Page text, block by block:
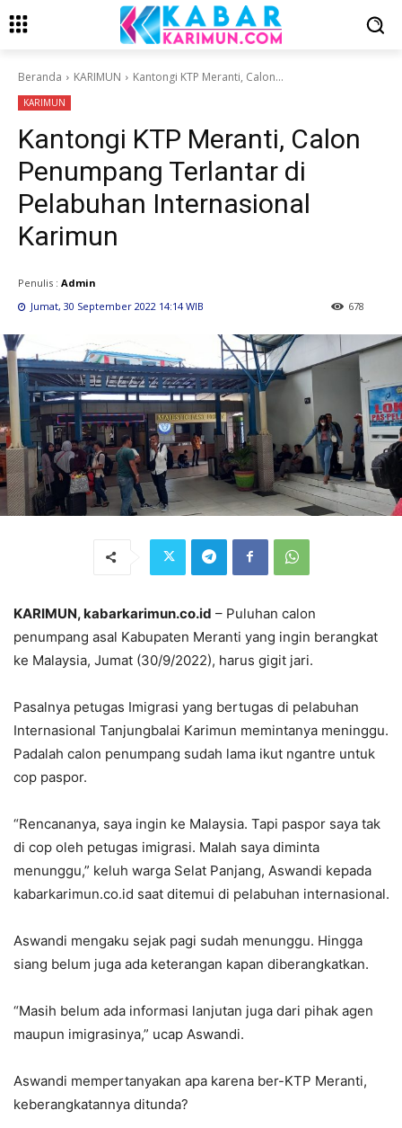
Beranda KARIMUN Kantongi KTP Meranti, Calon...
KARIMUN
Kantongi KTP Meranti, Calon
Penumpang Terlantar di
Pelabuhan Internasional
Karimun
Penulis : Admin
Jumat, 30 September 2022 14:14 WIB
678
KARIMUN, kabarkarimun.co.id – Puluhan calon
penumpang asal Kabupaten Meranti yang ingin berangkat
ke Malaysia, Jumat (30/9/2022), harus gigit jari.
Pasalnya petugas Imigrasi yang bertugas di pelabuhan
Internasional Tanjungbalai Karimun memintanya meninggu.
Padalah calon penumpang sudah lama ikut ngantre untuk
cop paspor.
“Rencananya, saya ingin ke Malaysia. Tapi paspor saya tak
di cop oleh petugas imigrasi. Malah saya diminta
menunggu,” keluh warga Selat Panjang, Aswandi kepada
kabarkarimun.co.id saat ditemui di pelabuhan internasional.
Aswandi mengaku sejak pagi sudah menunggu. Hingga
siang belum juga ada keterangan kapan diberangkatkan.
“Masih belum ada informasi lanjutan juga dari pihak agen
maupun imigrasinya,” ucap Aswandi.
Aswandi mempertanyakan apa karena ber-KTP Meranti,
keberangkatannya ditunda?